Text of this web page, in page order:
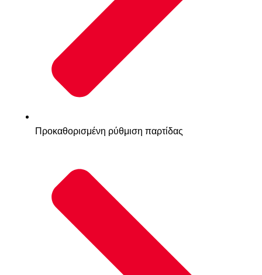
Προκαθορισμένη ρύθμιση παρτίδας